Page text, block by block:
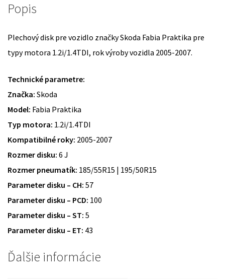
Popis
Plechový disk pre vozidlo značky Skoda Fabia Praktika pre
typy motora 1.2i/1.4TDI, rok výroby vozidla 2005-2007.
Technické parametre:
Značka: Skoda
Model: Fabia Praktika
Typ motora: 1.2i/1.4TDI
Kompatibilné roky: 2005-2007
Rozmer disku: 6 J
Rozmer pneumatík: 185/55R15 | 195/50R15
Parameter disku – CH: 57
Parameter disku – PCD: 100
Parameter disku – ST: 5
Parameter disku – ET: 43
Ďalšie informácie